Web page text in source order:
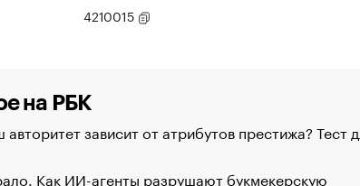
4210015
на РБК
зависит от атрибутов престижа? Тест
Как ИИ-агенты разрушают букмекерскую